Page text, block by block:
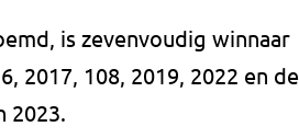
is zevenvoudig winnaar
2017, 108, 2019, 2022 en de
2023.